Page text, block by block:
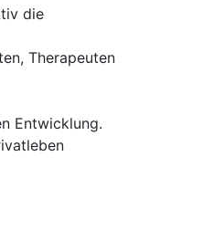
die
Therapeuten
Entwicklung.